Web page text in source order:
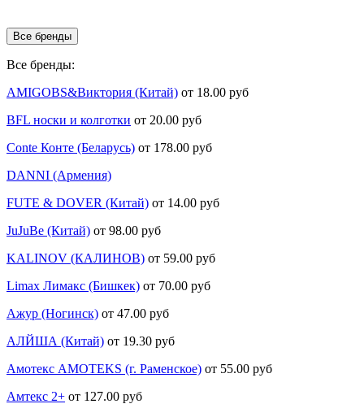
Все бренды
Все бренды:
AMIGOBS&Виктория (Китай) от 18.00 руб
BFL носки и колготки от 20.00 руб
Conte Конте (Беларусь) от 178.00 руб
DANNI (Армения)
FUTE & DOVER (Китай) от 14.00 руб
JuJuBe (Китай) от 98.00 руб
KALINOV (КАЛИНОВ) от 59.00 руб
Limax Лимакс (Бишкек) от 70.00 руб
Ажур (Ногинск) от 47.00 руб
АЛЙША (Китай) от 19.30 руб
Амотекс AMOTEKS (г. Раменское) от 55.00 руб
Амтекс 2+ от 127.00 руб